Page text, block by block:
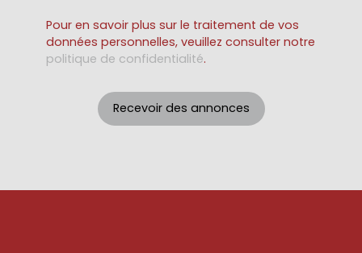
Pour en savoir plus sur le traitement de vos
données personnelles, veuillez consulter notre
politique de confidentialité.
Recevoir des annonces